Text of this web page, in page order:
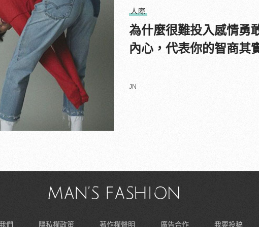
人際
為什麼很難投入感情勇
內心，代表你的智商其
JN
們 隱私權政策 著作權聲明 廣告合作 我要投稿